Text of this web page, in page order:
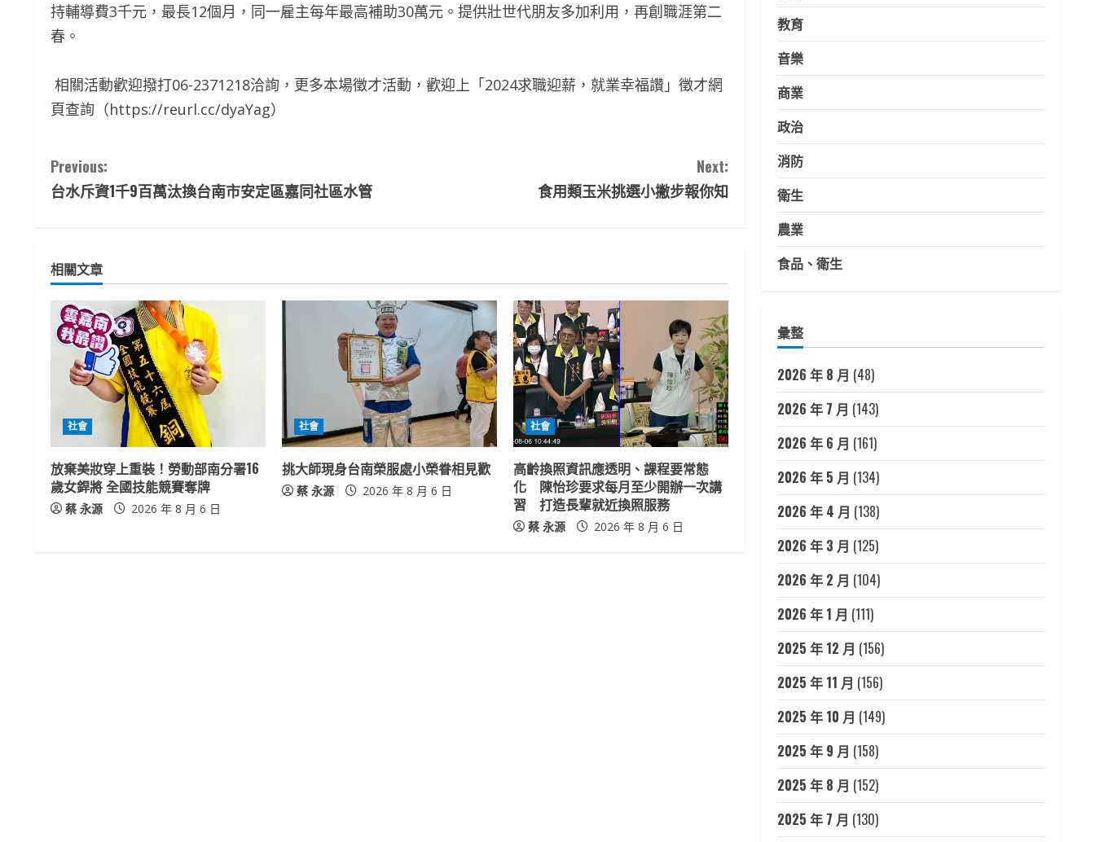
持輔導費3千元，最長12個月，同一雇主每年最高補助30萬元。提供壯世代朋友多加利用，再創職涯第二
春。
相關活動歡迎撥打06-2371218洽詢，更多本場徵才活動，歡迎上「2024求職迎薪，就業幸福讚」徵才網
頁查詢（https://reurl.cc/dyaYag）
C
o
t
i
n
R
e
a
Previous:
台水斥資1千9百萬汰換台南市安定區嘉同社區水管
Next:
食用類玉米挑選小撇步報你知
相關文章
社會
放棄美妝穿上重裝！勞動部南分署16
歲女銲將 全國技能競賽奪牌
蔡 永源 2026 年 8 月 6 日
社會
挑大師現身台南榮服處小榮眷相見歡
蔡 永源 2026 年 8 月 6 日
社會
高齡換照資訊應透明、課程要常態
化 陳怡珍要求每月至少開辦一次講
習 打造長輩就近換照服務
蔡 永源 2026 年 8 月 6 日
教育
音樂
商業
政治
消防
衛生
農業
食品、衛生
彙整
2026 年 8 月 (48)
2026 年 7 月 (143)
2026 年 6 月 (161)
2026 年 5 月 (134)
2026 年 4 月 (138)
2026 年 3 月 (125)
2026 年 2 月 (104)
2026 年 1 月 (111)
2025 年 12 月 (156)
2025 年 11 月 (156)
2025 年 10 月 (149)
2025 年 9 月 (158)
2025 年 8 月 (152)
2025 年 7 月 (130)